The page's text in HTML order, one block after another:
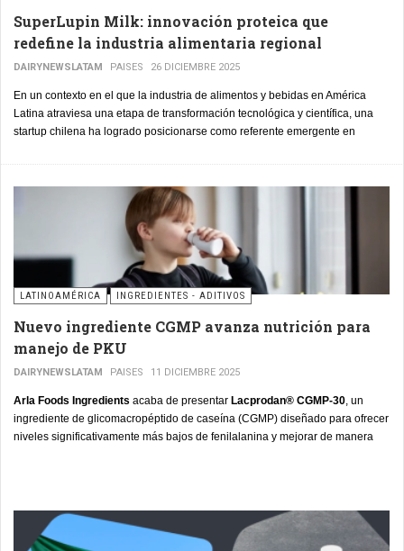
SuperLupin Milk: innovación proteica que
redefine la industria alimentaria regional
DAIRYNEWSLATAM PAISES 26 DICIEMBRE 2025
En un contexto en el que la industria de alimentos y bebidas en América
Latina atraviesa una etapa de transformación tecnológica y científica, una
startup chilena ha logrado posicionarse como referente emergente en
ganadora del “Desafío Startups Food Tech 2025”, organizado por Nestlé
R&D Latam en alianza con el Centro de Innovación UC Anacleto Angelini de
la Pontificia Universidad Católica de Chile.
LATINOAMÉRICA INGREDIENTES - ADITIVOS
Nuevo ingrediente CGMP avanza nutrición para
manejo de PKU
DAIRYNEWSLATAM PAISES 11 DICIEMBRE 2025
Arla Foods Ingredients acaba de presentar Lacprodan® CGMP-30, un
ingrediente de glicomacropéptido de caseína (CGMP) diseñado para ofrecer
niveles significativamente más bajos de fenilalanina y mejorar de manera